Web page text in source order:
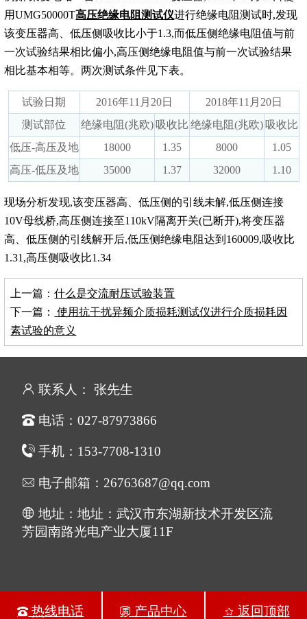
用UMG50000T高压绝缘电阻测试仪进行绝缘电阻测试时,发现
该变压器高、低压侧吸收比小于1.3,而低压侧绝缘电阻值与前
一次试验结果相比偏小,高压侧绝缘电阻值与前一次试验结果
相比基本相等。两次测试条件见下表。
试验日期 2016年11月20日
2018年11月20日
测试部位
绝缘电阻(兆欧) 吸收比 绝缘电阻(兆欧) 吸收比
低压-高压及地
18000 1.35 8000
1.05
高压-低压及地
35000 1.37 32000 1.10
现场分析发现,该变压器高、低压侧的引线未解,低压侧连接
10V母线桥,高压侧连接至110kV隔离开关(已断开),将变压器
高、低压侧的引线解开后,低压侧绝缘电阻达到160009,吸收比
1.31,高压侧吸收比1.34
上一篇：什么是交流耐压试验装置
下一篇：
使用抗干扰异频介质损耗测试仪进行介质损耗因
素试验的意义
联系人： 张先生
电话：027-87973866
手机：153-7708-1310
电子邮箱：26763687@qq.com
地址：地址：武汉市东湖新技术开发区流
芳园南路光电产业大厦11F
热线电话 产品中心 返回顶部